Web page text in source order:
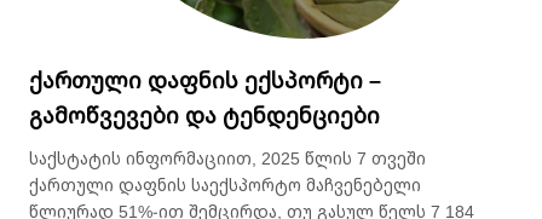
ქართული დაფნის ექსპორტი –
გამოწვევები და ტენდენციები
საქსტატის ინფორმაციით, 2025 წლის 7 თვეში
ქართული დაფნის საექსპორტო მაჩვენებელი
წლიურად 51%-ით შემცირდა, თუ გასულ წელს 7 184